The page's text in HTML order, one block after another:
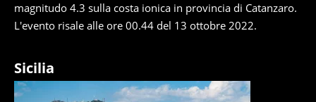
magnitudo 4.3 sulla costa ionica in provincia di Catanzaro.
L'evento risale alle ore 00.44 del 13 ottobre 2022.
Sicilia